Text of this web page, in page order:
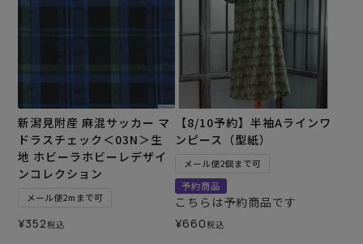
新潟見附産 麻混サッカー マ
ドラスチェック＜03N＞生
地 ホビーラホビーレデザイ
ンコレクション
メール便2mまで可
¥352税込
【8/10予約】半袖Aラインワ
ンピース（型紙）
メール便2個まで可
予約商品
こちらは予約商品です
¥660税込